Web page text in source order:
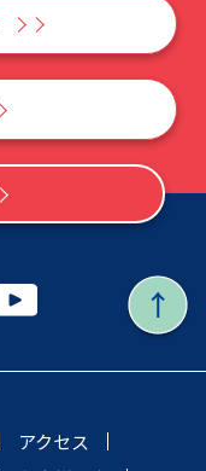
アクセス